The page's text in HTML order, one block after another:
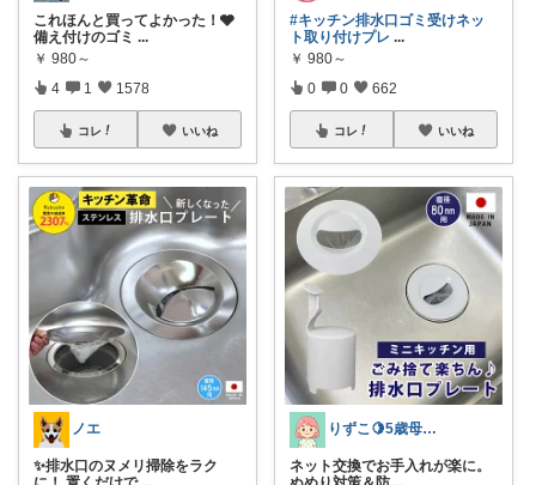
これほんと買ってよかった！🩶
備え付けのゴミ ...
￥ 980～
4 1 1578
コレ いいね
ノエ
✨排水口のヌメリ掃除をラク
#キッチン排水口ゴミ受けネッ
ト取り付けプレ ...
￥ 980～
0 0 662
コレ いいね
りずこ🍋5歳母ちゃん
ネット交換でお手入れが楽に。